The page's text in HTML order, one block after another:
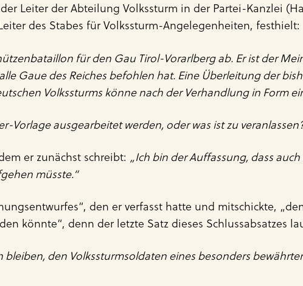
Leiter der Abteilung Volkssturm in der Partei-Kanzlei
des Stabes für Volkssturm-Angelegenheiten, festhielt:
für den Gau Tirol-Vorarlberg ab. Er ist der
Gaue des Reiches befohlen hat. Eine Überleitung der
Volkssturms könne nach der Verhandlung in Form
Vorlage ausgearbeitet werden, oder was ist zu
er zunächst schreibt: „Ich bin der Auffassung, dass
müsste.“
den er verfasst hatte und mitschickte,
könnte“, denn der letzte Satz dieses Schlussabsatzes
bleiben, den Volkssturmsoldaten eines besonders